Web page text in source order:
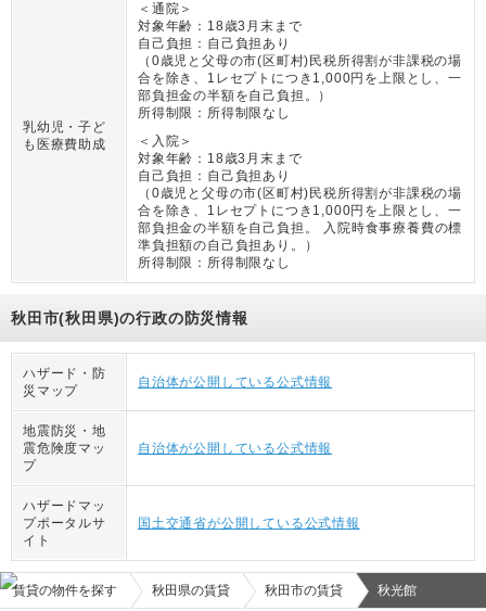
乳幼児・子ど
も医療費助成
＜通院＞
対象年齢： 18歳3月末まで
自己負担： 自己負担あり
（ 0歳児と父母の市(区町村)民税所得割が非課税の場
合を除き、1レセプトにつき1,000円を上限とし、一
部負担金の半額を自己負担。
）
所得制限： 所得制限なし
＜入院＞
対象年齢： 18歳3月末まで
自己負担： 自己負担あり
（ 0歳児と父母の市(区町村)民税所得割が非課税の場
合を除き、1レセプトにつき1,000円を上限とし、一
部負担金の半額を自己負担。 入院時食事療養費の標
準負担額の自己負担あり。
）
所得制限： 所得制限なし
秋田市(秋田県)の行政の防災情報
ハザード・防
災マップ
自治体が公開している公式情報
地震防災・地
震危険度マッ
プ
自治体が公開している公式情報
ハザードマッ
プポータルサ
イト
国土交通省が公開している公式情報
賃貸の物件を探す 秋田県の賃貸 秋田市の賃貸 秋光館